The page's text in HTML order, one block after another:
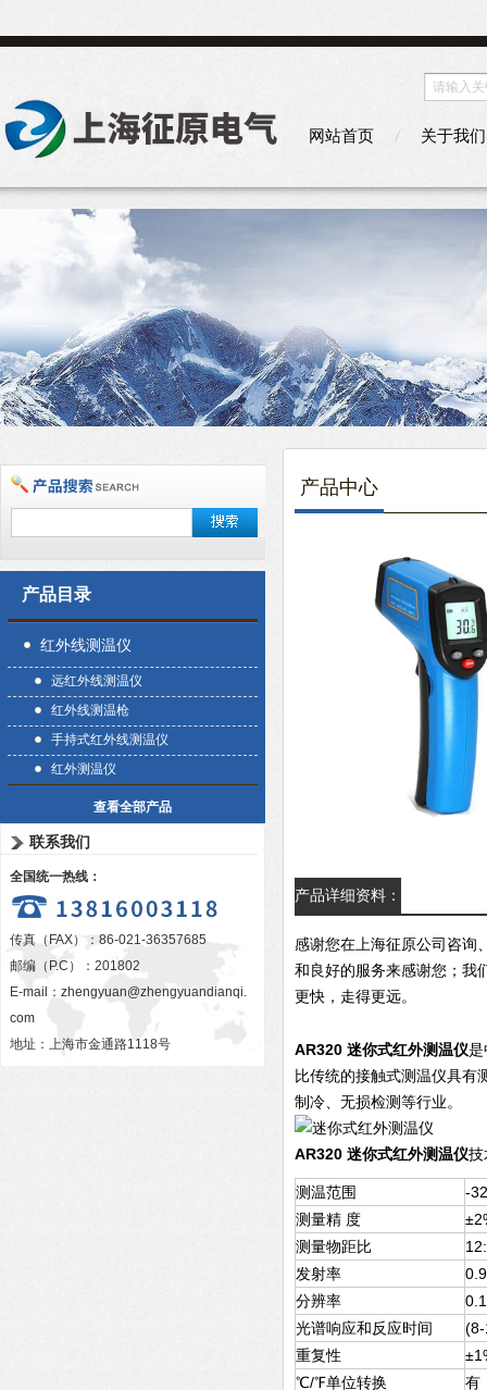
网站首页 关于我们
产品目录
红外线测温仪
远红外线测温仪
红外线测温枪
手持式红外线测温仪
红外测温仪
查看全部产品
联系我们
全国统一热线：
传真（FAX）：86-021-36357685
邮编（P.C）：201802
E-mail： zhengyuan@zhengyuandianqi.
com
地址：上海市金通路1118号
产品中心
产品详细资料：
感谢您在上海征原公司咨询
和良好的服务来感谢您；我
更快，走得更远。
AR320 迷你式红外测温仪是
比传统的接触式测温仪具有
制冷、无损检测等行业。
AR320 迷你式红外测温仪技
测温范围
-32
测量精 度
测量物距比
发射率
分辨率
0.1
光谱响应和反应时间
重复性
℃/℉单位转换
有